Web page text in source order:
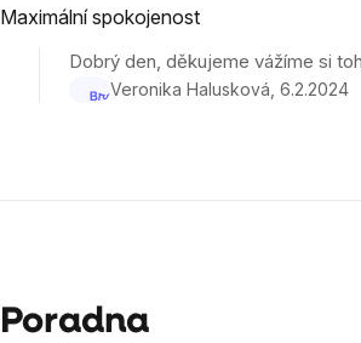
produktu
Maximální spokojenost
Veronika Halusková 6.2.2024
Dobrý den, děkujeme vážíme si
Poradna